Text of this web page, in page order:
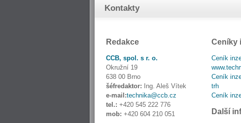
Kontakty
Redakce
CCB, spol. s r. o.
Okružní 19
638 00 Brno
šéfredaktor: Ing. Aleš Vítek
e-mail:technika@ccb.cz
tel.: +420 545 222 776
mob: +420 604 210 051
Ceníky
Ceník
Ceník
trh
Ceník
Další